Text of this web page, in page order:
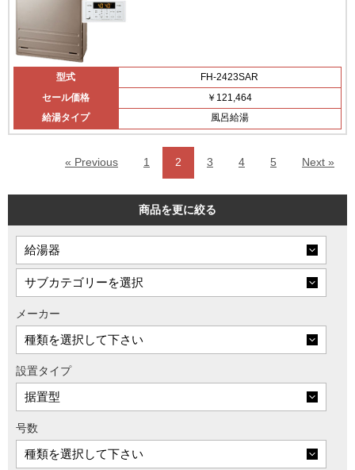
型式
FH-2423SAR
セール価格
￥121,464
給湯タイプ
風呂給湯
« Previous 1 2 3 4 5 Next »
商品を更に絞る
メーカー
設置タイプ
号数